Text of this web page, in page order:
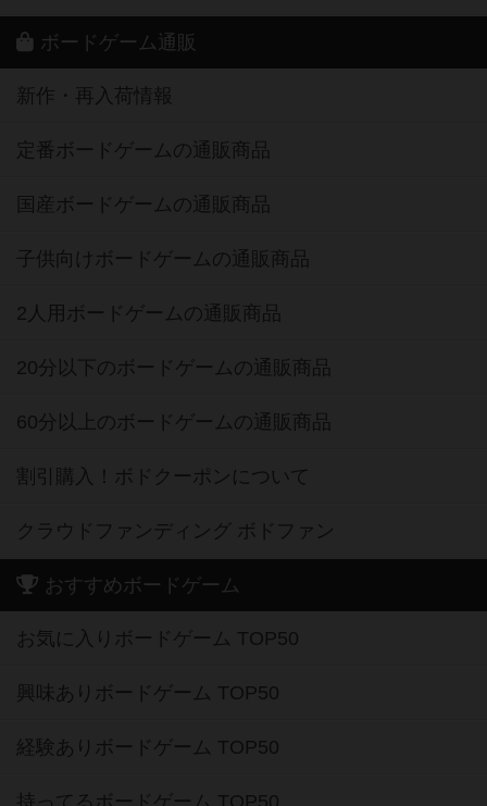
ボードゲーム通販
新作・再入荷情報
定番ボードゲームの通販商品
国産ボードゲームの通販商品
子供向けボードゲームの通販商品
2人用ボードゲームの通販商品
20分以下のボードゲームの通販商品
60分以上のボードゲームの通販商品
割引購入！ボドクーポンについて
クラウドファンディング ボドファン
おすすめボードゲーム
お気に入りボードゲーム TOP50
興味ありボードゲーム TOP50
経験ありボードゲーム TOP50
持ってるボードゲーム TOP50